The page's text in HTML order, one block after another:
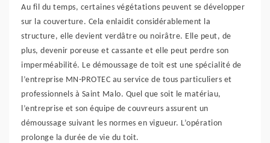
Au fil du temps, certaines végétations peuvent se développer
sur la couverture. Cela enlaidit considérablement la
structure, elle devient verdâtre ou noirâtre. Elle peut, de
plus, devenir poreuse et cassante et elle peut perdre son
imperméabilité. Le démoussage de toit est une spécialité de
l’entreprise MN-PROTEC au service de tous particuliers et
professionnels à Saint Malo. Quel que soit le matériau,
l’entreprise et son équipe de couvreurs assurent un
démoussage suivant les normes en vigueur. L’opération
prolonge la durée de vie du toit.